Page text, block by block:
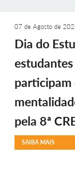
07 de Agosto de
Dia do
participam
pela 8ª
SAIBA MAIS